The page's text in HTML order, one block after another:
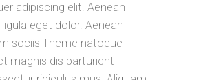
adipiscing elit. Aenean
eget dolor. Aenean
sociis Theme natoque
magnis dis parturient